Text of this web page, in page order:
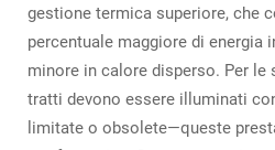
gestione termica superiore, che
percentuale maggiore di energia
minore in calore disperso. Per le
tratti devono essere illuminati
limitate o obsolete—queste